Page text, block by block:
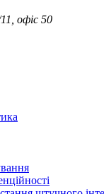
офіс 50